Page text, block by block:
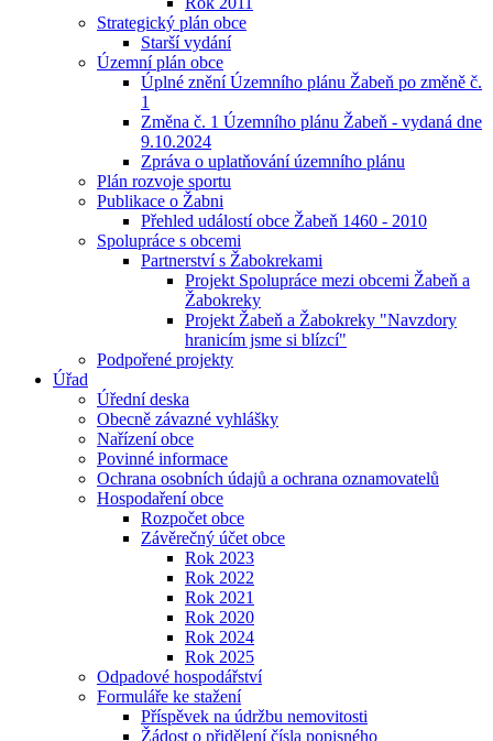
Strategický plán obce
Starší vydání
Územní plán obce
Úplné znění Územního plánu Žabeň po změně č.
1
Změna č. 1 Územního plánu Žabeň - vydaná dne
9.10.2024
Zpráva o uplatňování územního plánu
Plán rozvoje sportu
Publikace o Žabni
Přehled událostí obce Žabeň 1460 - 2010
Spolupráce s obcemi
Partnerství s Žabokrekami
Projekt Spolupráce mezi obcemi Žabeň a
Žabokreky
Projekt Žabeň a Žabokreky "Navzdory
hranicím jsme si blízcí"
Podpořené projekty
Úřad
Úřední deska
Obecně závazné vyhlášky
Nařízení obce
Povinné informace
Ochrana osobních údajů a ochrana oznamovatelů
Hospodaření obce
Rozpočet obce
Závěrečný účet obce
Rok 2023
Rok 2022
Rok 2021
Rok 2020
Rok 2024
Rok 2025
Odpadové hospodářství
Formuláře ke stažení
Příspěvek na údržbu nemovitosti
Žádost o přidělení čísla popisného